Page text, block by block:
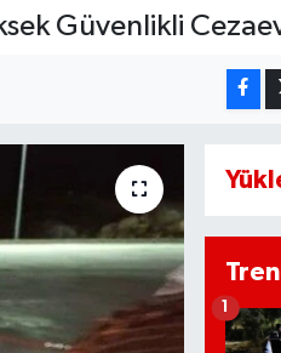
Güvenlikli
1